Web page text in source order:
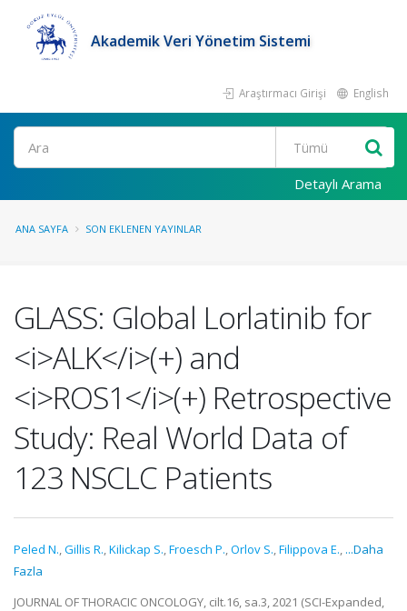
Akademik Veri Yönetim Sistemi
Araştırmacı Girişi English
Ara
Detaylı Arama
ANA SAYFA SON EKLENEN YAYINLAR
GLASS: Global Lorlatinib for
<i>ALK</i>(+) and
<i>ROS1</i>(+) Retrospective
Study: Real World Data of
123 NSCLC Patients
Peled N.,Gillis R.,Kilickap S.,Froesch P.,Orlov S.,Filippova E., ...Daha
Fazla
JOURNAL OF THORACIC ONCOLOGY, cilt.16, sa.3, 2021 (SCI-Expanded,